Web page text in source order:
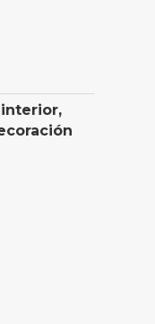
interior,